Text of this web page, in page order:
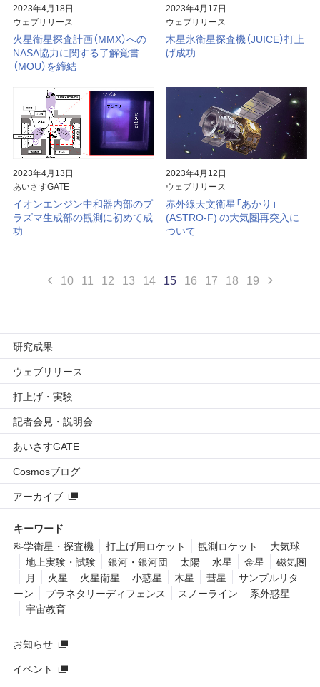
2023年4月18日
ウェブリリース
火星衛星探査計画（MMX）への
NASA協力に関する了解覚書
（MOU）を締結
2023年4月17日
ウェブリリース
木星氷衛星探査機（JUICE）打上
げ成功
2023年4月13日
あいさすGATE
イオンエンジン中和器内部のプ
ラズマ生成部の観測に初めて成
功
2023年4月12日
ウェブリリース
赤外線天文衛星「あかり」
(ASTRO-F) の大気圏再突入に
ついて
10 11 12 13 14 15 16 17 18 19
研究成果
ウェブリリース
打上げ・実験
記者会見・説明会
あいさすGATE
Cosmosブログ
アーカイブ
キーワード
科学衛星・探査機
打上げ用ロケット 観測ロケット
大気球
地上実験・試験
銀河・銀河団 太陽 水星 金星
磁気圏
月
火星 火星衛星 小惑星 木星 彗星
サンプルリタ
ーン
プラネタリーディフェンス スノーライン
系外惑星
宇宙教育
お知らせ
イベント